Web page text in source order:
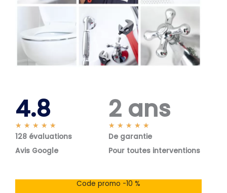
4.8
★ ★ ★ ★ ★
o
s
128 évaluations
Avis Google
2 ans
★ ★ ★ ★ ★
o
s
De garantie
Pour toutes interventions
Code promo -10 %